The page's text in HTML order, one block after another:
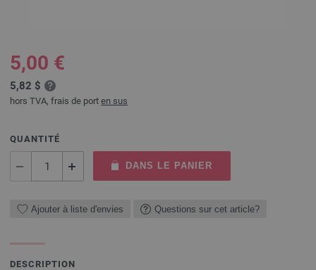
5,00 €
5,82 $
hors TVA, frais de port en sus
QUANTITÉ
DANS LE PANIER
Ajouter à liste d'envies Questions sur cet article?
DESCRIPTION